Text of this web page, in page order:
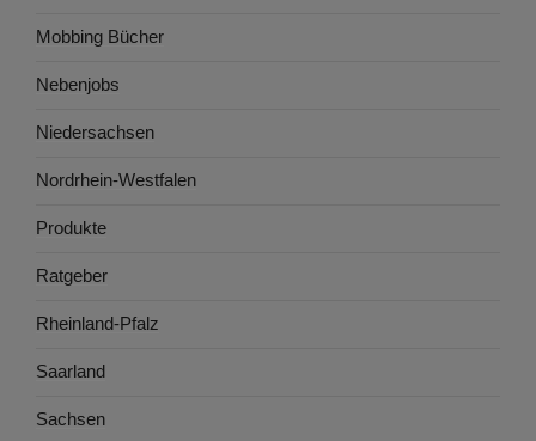
Mobbing Bücher
Nebenjobs
Niedersachsen
Nordrhein-Westfalen
Produkte
Ratgeber
Rheinland-Pfalz
Saarland
Sachsen